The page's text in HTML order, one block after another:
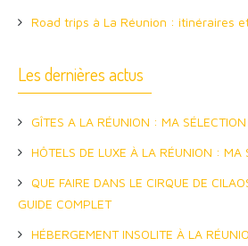
Road trips à La Réunion : itinéraires
Les dernières actus
GÎTES A LA RÉUNION : MA
HÔTELS DE LUXE À LA RÉUNION : MA
QUE FAIRE DANS LE CIRQUE DE
GUIDE COMPLET
HÉBERGEMENT INSOLITE À LA